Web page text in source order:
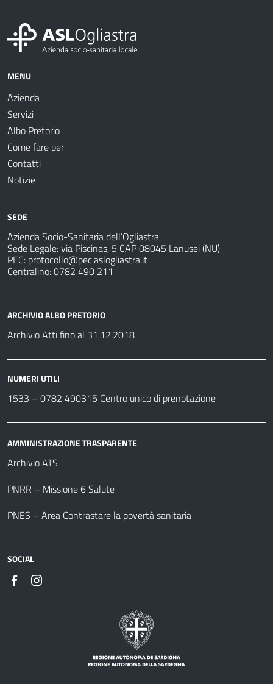
MENU
Azienda
Servizi
Albo Pretorio
Come fare per
Contatti
Notizie
SEDE
Azienda Socio-Sanitaria dell’Ogliastra
Sede Legale: via Piscinas, 5 CAP 08045 Lanusei (NU)
PEC: protocollo@pec.aslogliastra.it
Centralino: 0782 490 211
ARCHIVIO ALBO PRETORIO
Archivio Atti fino al 31.12.2018
NUMERI UTILI
1533 – 0782 490315 Centro unico di prenotazione
AMMINISTRAZIONE TRASPARENTE
Archivio ATS
PNRR – Missione 6 Salute
PNES – Area Contrastare la povertà sanitaria
SOCIAL